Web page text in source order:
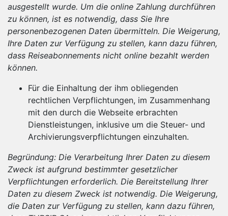
ausgestellt wurde. Um die online Zahlung durchführen
zu können, ist es notwendig, dass Sie Ihre
personenbezogenen Daten übermitteln. Die Weigerung,
Ihre Daten zur Verfügung zu stellen, kann dazu führen,
dass Reiseabonnements nicht online bezahlt werden
können.
Für die Einhaltung der ihm obliegenden
rechtlichen Verpflichtungen, im Zusammenhang
mit den durch die Webseite erbrachten
Dienstleistungen, inklusive um die Steuer- und
Archivierungsverpflichtungen einzuhalten.
Begründung: Die Verarbeitung Ihrer Daten zu diesem
Zweck ist aufgrund bestimmter gesetzlicher
Verpflichtungen erforderlich. Die Bereitstellung Ihrer
Daten zu diesem Zweck ist notwendig. Die Weigerung,
die Daten zur Verfügung zu stellen, kann dazu führen,